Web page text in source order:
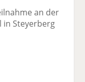
an der
in Steyerberg